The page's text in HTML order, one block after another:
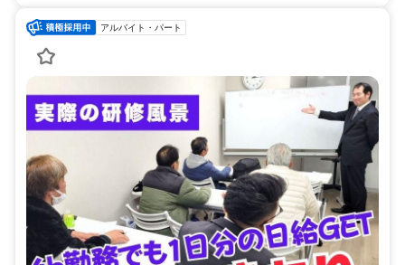
アルバイト・パート